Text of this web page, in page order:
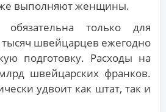
выполняют женщины.
обязательна только для
швейцарцев ежегодно
подготовку. Расходы на
швейцарских франков.
удвоит как штат, так и